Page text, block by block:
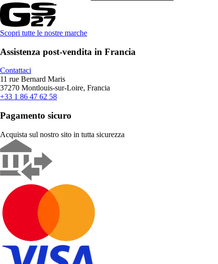
Scopri tutte le nostre marche
Assistenza post-vendita in Francia
Contattaci
11 rue Bernard Maris
37270 Montlouis-sur-Loire, Francia
+33 1 86 47 62 58
Pagamento sicuro
Acquista sul nostro sito in tutta sicurezza